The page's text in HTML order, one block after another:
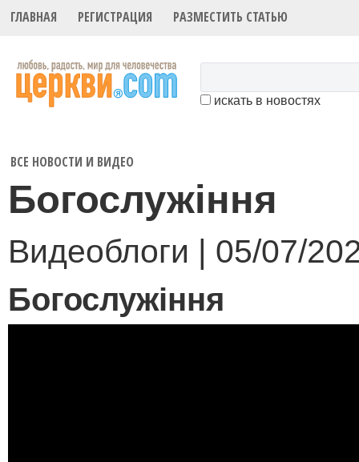
ГЛАВНАЯ РЕГИСТРАЦИЯ РАЗМЕСТИТЬ СТАТЬЮ
искать в новостях
ВСЕ НОВОСТИ И ВИДЕО
Богослужіння
Видеоблоги | 05/07/
Богослужіння